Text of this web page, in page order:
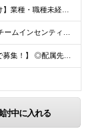
【必要なのは自動車免許だけ】業種・職種未経験歓迎／学歴不問／正社員デビューの方、フリーターの方もOK！ ＜応募条件＞ ■普通自動車免許（AT限定可） ＊1人1台、社用車を貸与します。 ＊「運転に自信
月給26万円以上＋歩合給＋チームインセンティブ＋諸手当＋残業代 ※上記は東京のみの月給です。 ┗その他エリアは、月給22万円以上となります。 ※経験・スキルを考慮の上、弊社規程により優遇いたします。
【希望を考慮し配属／全国で募集！】 ◎配属先は希望考慮！ ◎転勤なし ★関東 ■東京 板橋区/世⽥⾕区/練⾺区/⾜⽴区/⼤⽥区/江⼾川区/多摩市 ■千葉 千葉市/船橋市/柏市 ■神奈川 横浜市/厚⽊
討中に入れる